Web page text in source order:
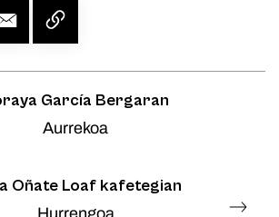
García Bergaran
Aurrekoa
Oñate Loaf kafetegian